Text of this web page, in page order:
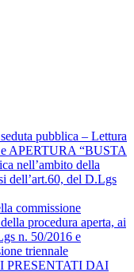
pubblica – Lettura
APERTURA “BUSTA
nell’ambito della
dell’art.60, del D.Lgs
commissione
procedura aperta, ai
n. 50/2016 e
triennale
PRESENTATI DAI